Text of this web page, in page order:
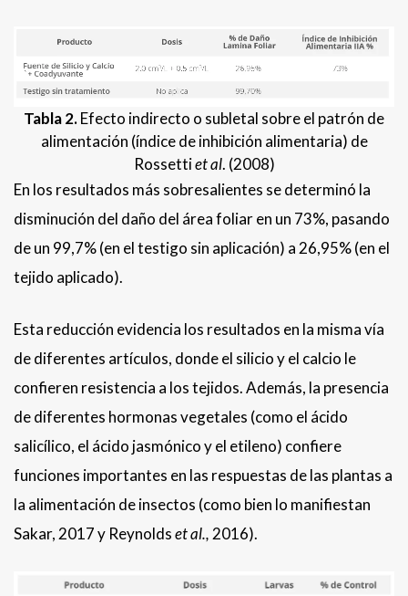
Tabla 2.Efecto indirecto o subletal sobre el patrón de
alimentación (índice de inhibición alimentaria) de
Rossettiet al. (2008)
En los resultados más sobresalientes se determinó la
disminución del daño del área foliar en un 73%, pasando
de un 99,7% (en el testigo sin aplicación) a 26,95% (en el
tejido aplicado).
Esta reducción evidencia los resultados en la misma vía
de diferentes artículos, donde el silicio y el calcio le
confieren resistencia a los tejidos. Además, la presencia
de diferentes hormonas vegetales (como el ácido
salicílico, el ácido jasmónico y el etileno) confiere
funciones importantes en las respuestas de las plantas a
la alimentación de insectos (como bien lo manifiestan
Sakar, 2017 y Reynoldset al., 2016).